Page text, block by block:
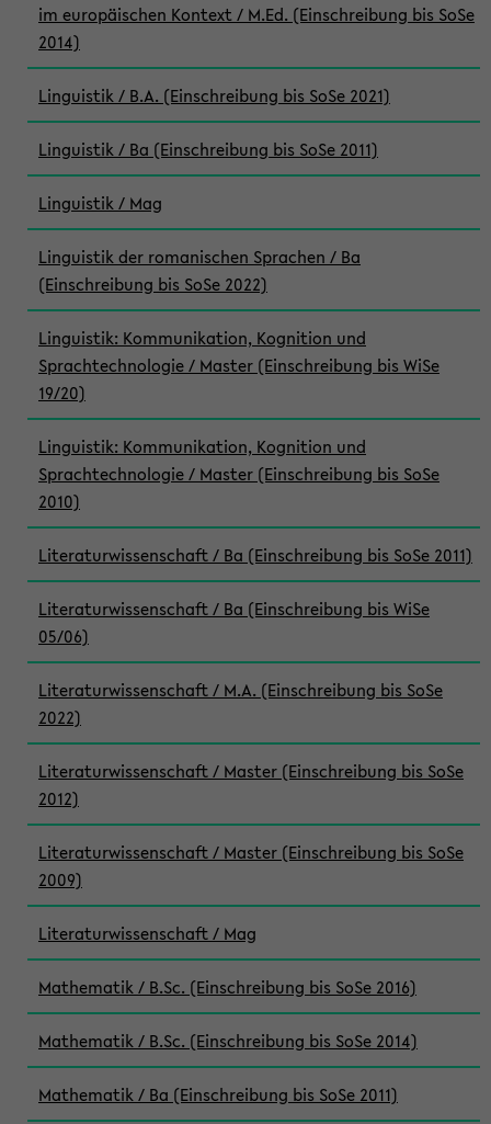
im europäischen Kontext / M.Ed. (Einschreibung bis SoSe
2014)
Linguistik / B.A. (Einschreibung bis SoSe 2021)
Linguistik / Ba (Einschreibung bis SoSe 2011)
Linguistik / Mag
Linguistik der romanischen Sprachen / Ba
(Einschreibung bis SoSe 2022)
Linguistik: Kommunikation, Kognition und
Sprachtechnologie / Master (Einschreibung bis WiSe
19/20)
Linguistik: Kommunikation, Kognition und
Sprachtechnologie / Master (Einschreibung bis SoSe
2010)
Literaturwissenschaft / Ba (Einschreibung bis SoSe 2011)
Literaturwissenschaft / Ba (Einschreibung bis WiSe
05/06)
Literaturwissenschaft / M.A. (Einschreibung bis SoSe
2022)
Literaturwissenschaft / Master (Einschreibung bis SoSe
2012)
Literaturwissenschaft / Master (Einschreibung bis SoSe
2009)
Literaturwissenschaft / Mag
Mathematik / B.Sc. (Einschreibung bis SoSe 2016)
Mathematik / B.Sc. (Einschreibung bis SoSe 2014)
Mathematik / Ba (Einschreibung bis SoSe 2011)